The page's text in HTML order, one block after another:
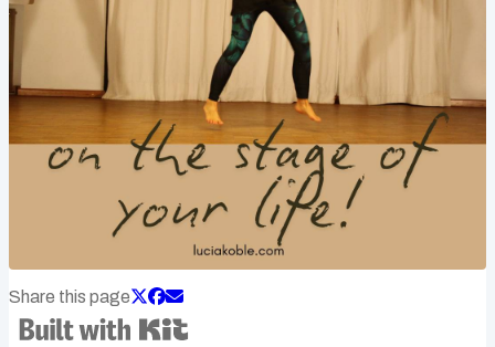
Share this page